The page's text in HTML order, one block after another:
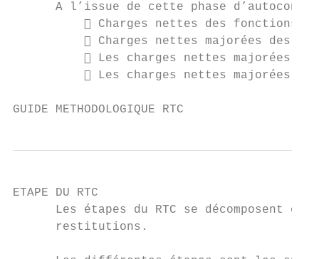
A l’issue de cette phase
 Charges nettes des fonctions
 Charges nettes majorées des
 Les charges nettes majorées
 Les charges nettes majorées
GUIDE METHODOLOGIQUE
ETAPE DU RTC
Les étapes du RTC se décomposent en
      restitutions.